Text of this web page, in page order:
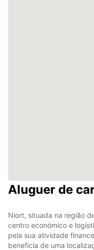
Aluguer de
Niort, situada na região
centro económico e
pela sua atividade
beneficia de uma